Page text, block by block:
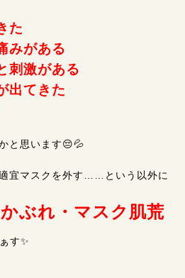
た
みがある
刺激がある
出てきた
と思います😔💦
宜マスクを外す……という以外に
ぶれ・マスク肌荒
す✨